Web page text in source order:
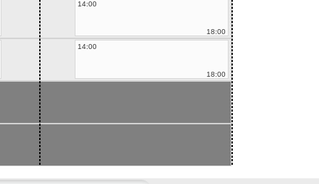
14:00
18:00
14:00
18:00